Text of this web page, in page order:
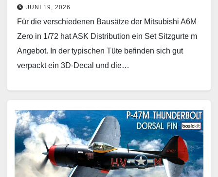
JUNI 19, 2026
Für die verschiedenen Bausätze der Mitsubishi A6M
Zero in 1/72 hat ASK Distribution ein Set Sitzgurte m
Angebot. In der typischen Tüte befinden sich gut
verpackt ein 3D-Decal und die…